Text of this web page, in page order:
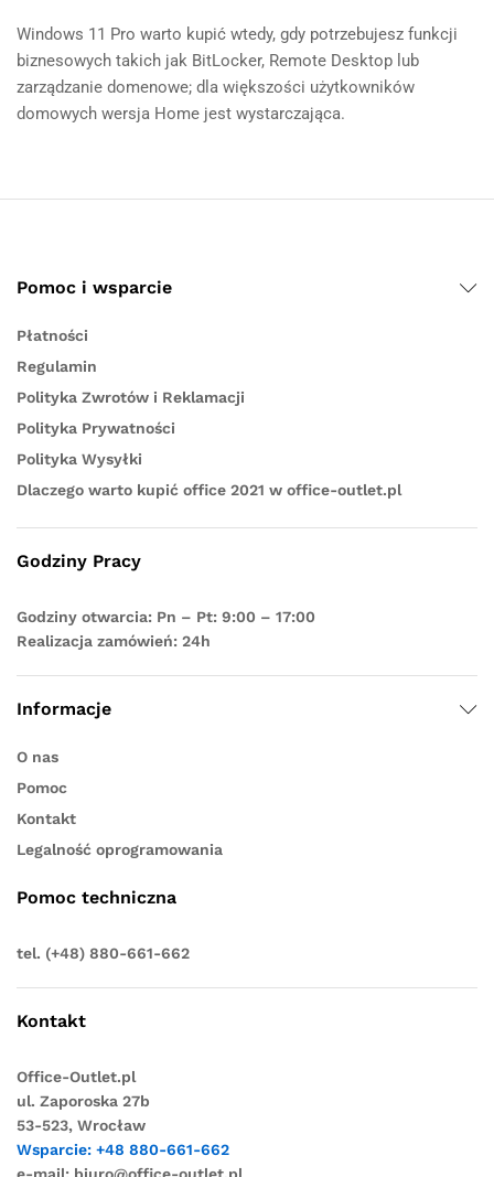
Windows 11 Pro warto kupić wtedy, gdy potrzebujesz funkcji
biznesowych takich jak BitLocker, Remote Desktop lub
zarządzanie domenowe; dla większości użytkowników
domowych wersja Home jest wystarczająca.
Pomoc i wsparcie
Płatności
Regulamin
Polityka Zwrotów i Reklamacji
Polityka Prywatności
Polityka Wysyłki
Dlaczego warto kupić office 2021 w office-outlet.pl
Godziny Pracy
Godziny otwarcia: Pn – Pt: 9:00 – 17:00
Realizacja zamówień: 24h
Informacje
O nas
Pomoc
Kontakt
Legalność oprogramowania
Pomoc techniczna
tel. (+48) 880-661-662
Kontakt
Office-Outlet.pl
ul. Zaporoska 27b
53-523, Wrocław
Wsparcie: +48 880-661-662